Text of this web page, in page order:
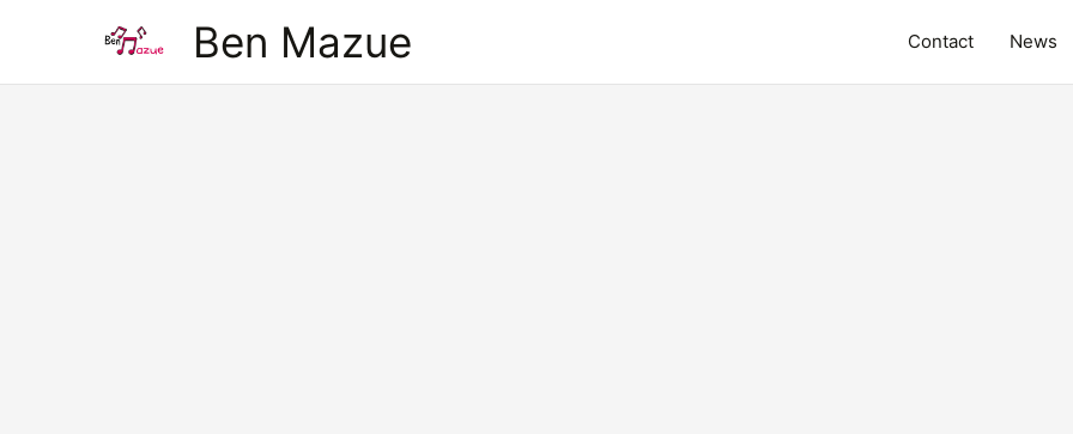
Ben Mazue Contact News